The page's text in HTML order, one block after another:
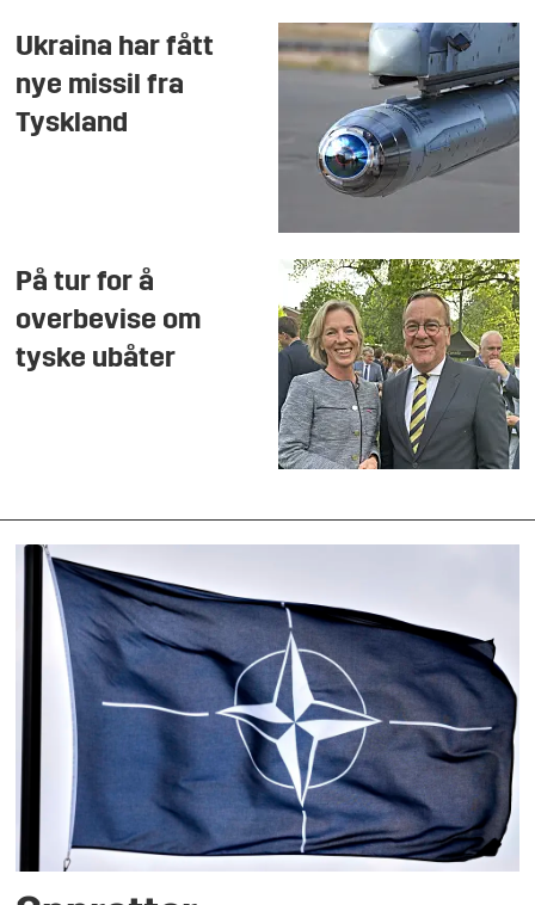
Ukraina har fått
nye missil fra
Tyskland
På tur for å
overbevise om
tyske ubåter